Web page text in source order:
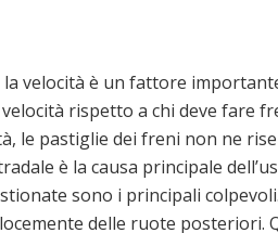
la velocità è un fattore
rispetto a chi deve fare
le pastiglie dei freni non ne
è la causa principale
sono i principali
delle ruote posteriori.